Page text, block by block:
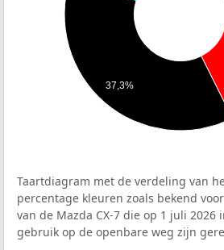
37,3%
Taartdiagram met de verdeling van
percentage kleuren zoals bekend
van de Mazda CX-7 die op 1 juli 2026
gebruik op de openbare weg zijn